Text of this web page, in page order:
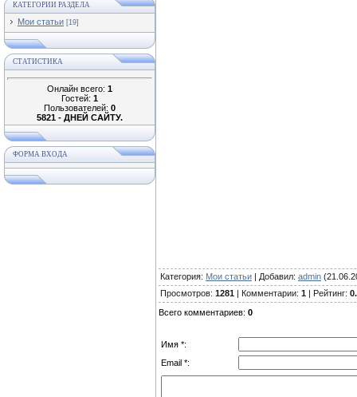
КАТЕГОРИИ РАЗДЕЛА
Мои статьи [19]
СТАТИСТИКА
Онлайн всего: 1
Гостей: 1
Пользователей: 0
5821 - ДНЕЙ САЙТУ.
ФОРМА ВХОДА
Категория: Мои статьи | Добавил: admin
Просмотров: 1281 | Комментарии: 1 | Рейтинг:
Всего комментариев: 0
Имя *:
Email *: